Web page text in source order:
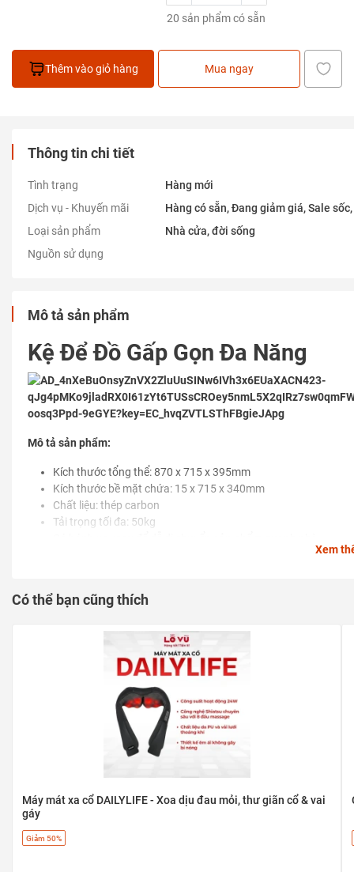
20 sản phẩm có sẵn
Thêm vào giỏ hàng Mua ngay
Thông tin chi tiết
Tình trạng
Hàng mới
Dịch vụ - Khuyến mãi
Hàng có sẵn, Đang giảm giá, Sale
Loại sản phẩm
Nhà cửa, đời sống
Nguồn sử dụng
Mô tả sản phẩm
Kệ Để Đồ Gấp Gọn Đa Năng
Mô tả sản phẩm:
Kích thước tổng thể: 870 x 715 x 395mm
Kích thước bề mặt chứa: 15 x 715 x 340mm
Chất liệu: thép carbon
Tải trọng tối đa: 50kg
Thông tin khác
500 gr
Xem
Có thể bạn cũng thích
Máy mát xa cổ DAILYLIFE - Xoa dịu đau mỏi, thư giãn cổ & vai
gáy
Giảm 50%